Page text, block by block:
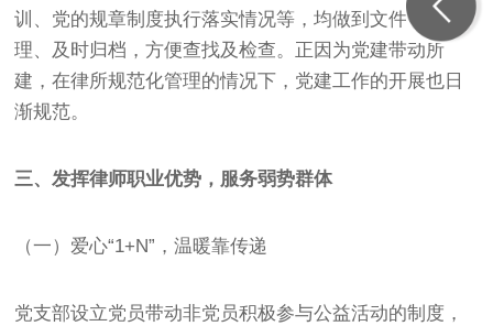
训、党的规章制度执行落实情况等，均做到文件分类整
理、及时归档，方便查找及检查。正因为党建带动所
建，在律所规范化管理的情况下，党建工作的开展也日
渐规范。
三、发挥律师职业优势，服务弱势群体
（一）爱心“1+N”，温暖靠传递
党支部设立党员带动非党员积极参与公益活动的制度，